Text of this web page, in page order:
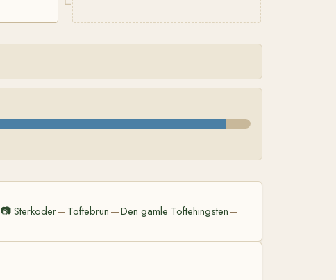
📷 Sterkoder— Toftebrun —Den gamle Toftehingsten—